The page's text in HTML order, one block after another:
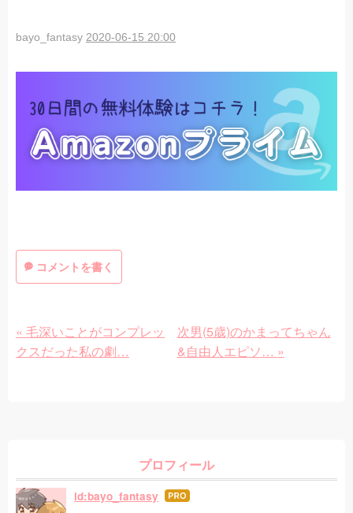
bayo_fantasy 2020-06-15 20:00
コメントを書く
« 毛深いことがコンプレッ
クスだった私の劇…
次男(5歳)のかまってちゃん
&自由人エピソ… »
プロフィール
id:bayo_fantasy はて